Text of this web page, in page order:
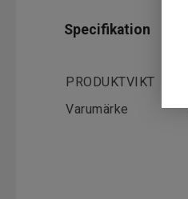
Specifikation
PRODUKTVIKT
Varumärke